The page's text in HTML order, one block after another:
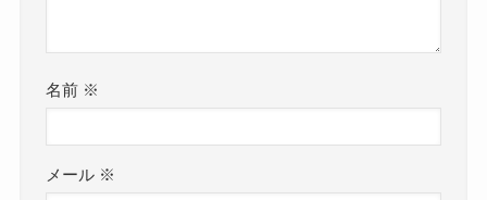
名前 ※
メール ※